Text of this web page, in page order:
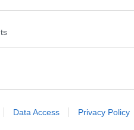
Data Access Privacy Policy
RUBRICHE
Più Letti della settimana